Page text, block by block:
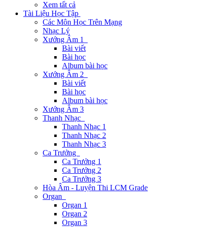
Xem tất cả
Tài Liệu Học Tập
Các Môn Học Trên Mạng
Nhạc Lý
Xướng Âm 1
Bài viết
Bài học
Album bài học
Xướng Âm 2
Bài viết
Bài học
Album bài học
Xướng Âm 3
Thanh Nhạc
Thanh Nhạc 1
Thanh Nhạc 2
Thanh Nhạc 3
Ca Trưởng
Ca Trưởng 1
Ca Trưởng 2
Ca Trưởng 3
Hòa Âm - Luyện Thi LCM Grade
Organ
Organ 1
Organ 2
Organ 3